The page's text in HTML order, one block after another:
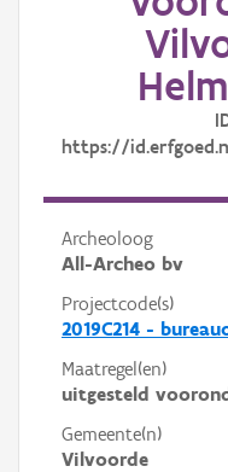
https://
Archeoloog
All-Archeo bv
Projectcode(s)
2019C214 -
Maatregel(en)
uitgesteld
Gemeente(n)
Vilvoorde